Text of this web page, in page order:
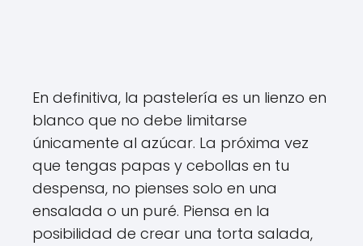
En definitiva, la pastelería es un lienzo en
blanco que no debe limitarse
únicamente al azúcar. La próxima vez
que tengas papas y cebollas en tu
despensa, no pienses solo en una
ensalada o un puré. Piensa en la
posibilidad de crear una torta salada,